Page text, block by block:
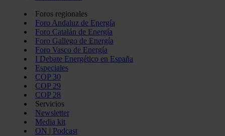
Foros regionales
Foro Andaluz de Energía
Foro Catalán de Energía
Foro Gallego de Energía
Foro Vasco de Energía
I Debate Energético en España
Especiales
COP 30
COP 29
COP 28
Servicios
Newsletter
Media kit
ON | Podcast